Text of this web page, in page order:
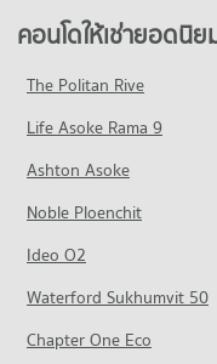
819 โครงการ
คอนโดให้เช่า ม.กรุงเทพ กล้ว
มีคอนโดให้เช่า 51,815 ประกาศ
มีคอนโดขาย 18,746 ประกาศ
คอนโด โรงเรียนเซนต์แ
576 โครงการ
คอนโดให้เช่า โรงเรียนเซนต์
มีคอนโดให้เช่า 38,627 ประกาศ
ขายคอนโด โรงเรียนเซนต์แ
มีคอนโดขาย 14,146 ประกาศ
คอนโด เดอะ มอลล์ 2 ราม
มีคอนโดให้เช่า 6,160 ประกาศ
ขายคอนโด เดอะ มอลล์ 2 รา
มีคอนโดขาย 2,664 ประกาศ
265 โครงการ
คอนโดให้เช่า เดอะ มอลล์ 3 ร
ขายคอนโด เขตวัฒนา
มีคอนโดขาย 13,678 ประกาศ
คอนโด ถนนเพชรบุรี กรุง
598 โครงการ
คอนโดให้เช่า ถนนเพชรบุรี กรุ
มีคอนโดให้เช่า 45,668 ประกาศ
ขายคอนโด ถนนเพชรบุรี กรุง
มีคอนโดขาย 16,057 ประกาศ
คอนโด ถนนเพชรบุรี (ตั
คอนโดให้เช่า ถนนเพชรบุรี (
คอนโดให้เช่า รพ.พระราม 9
มีคอนโดให้เช่า 46,062 ประกาศ
ขายคอนโด รพ.พระราม 9
มีคอนโดขาย 16,358 ประกาศ
703 โครงการ
คอนโดให้เช่า รพ.คามิลเลียน
มีคอนโดขาย 19,471 ประกาศ
คอนโด รพ.กล้วยน้ำไท
คอนโดให้เช่ายอดนิย
The Politan Rive
Life Asoke Rama 9
Ashton Asoke
Noble Ploenchit
Ideo O2
Waterford Sukhumvit 50
Chapter One Eco